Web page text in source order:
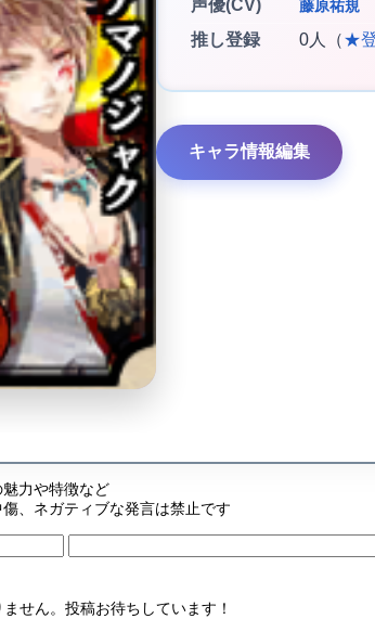
声優(CV)
藤原祐規
推し登録 0人（★
キャラ情報編集
力や特徴など
、ネガティブな発言は禁止です
せん。投稿お待ちしています！